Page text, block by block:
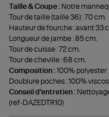
Taille & Coupe : Notre
Tour de taille (taille 36) : 70 cm.
Hauteur de fourche : avant 33
Longueur de jambe : 85 cm.
Tour de cuisse : 72 cm.
Tour de cheville : 68 cm.
Composition :100% polyester
Doublure poches : 100%
Conseil d'entretien :
(ref-DAZEDTR10)